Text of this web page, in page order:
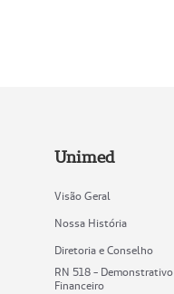
Unimed
Visão Geral
Nossa História
Diretoria e Conselho
RN 518 - Demonstrativo
Financeiro